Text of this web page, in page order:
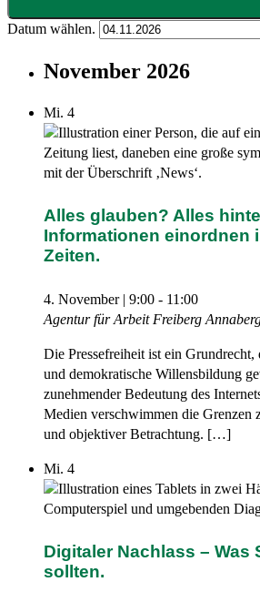
Datum wählen.
November 2026
Mi. 4
Alles glauben? Alles
Informationen einordnen
Zeiten.
4. November | 9:00 - 11:00
Agentur für Arbeit Freiberg
Die Pressefreiheit ist ein
und demokratische Willensbildung
zunehmender Bedeutung des
Medien verschwimmen die Grenzen
und objektiver Betrachtung. […]
Mi. 4
Digitaler Nachlass – Was
sollten.